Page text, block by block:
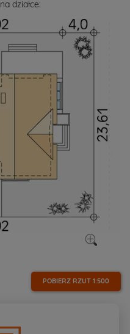
działce:
POBIERZ RZUT 1:500